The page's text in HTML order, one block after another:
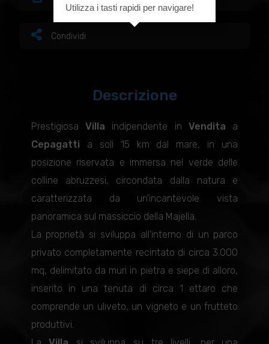
Condividi
Descrizione
Prestigiosa Villa indipendente inVendita a
Cepagatti a soli 15 km dal mare, in una
posizione riservata e immersa nel verde delle
colline abruzzesi, circondata dalla natura e
caratterizzata da un'incantevole vista
panoramica sul massiccio della Majella.
La proprietà si sviluppa all'interno di un parco
privato completamente recintato di circa 3.000
mq, delimitato da muri in pietra e siepe di alloro,
inserito in una tenuta di circa 1 ettaro che
comprende un uliveto, un vigneto e un frutteto
produttivi.
Utilizza i tasti rapidi per navigare!